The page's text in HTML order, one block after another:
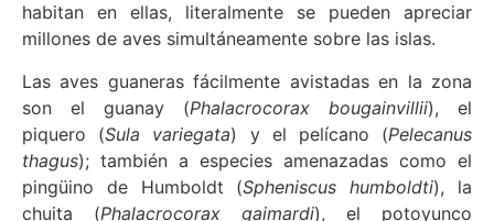
habitan en ellas, literalmente se pueden apreciar
millones de aves simultáneamente sobre las islas.
Las aves guaneras fácilmente avistadas en la zona
son el guanay (Phalacrocorax bougainvillii), el
piquero (Sula variegata) y el pelícano (Pelecanus
thagus); también a especies amenazadas como el
pingüino de Humboldt (Spheniscus humboldti), la
chuita (Phalacrocorax gaimardi), el potoyunco